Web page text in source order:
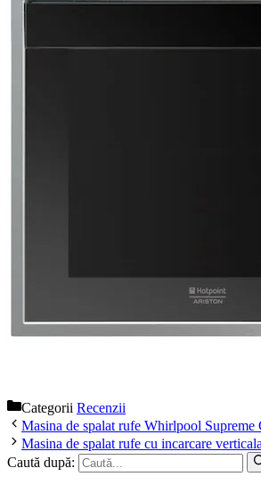
Categorii Recenzii
Masina de spalat rufe Whirlpool
Masina de spalat rufe cu incarcare
Caută după: